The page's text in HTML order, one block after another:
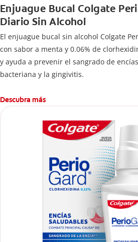
Enjuague Bucal Colgate
Diario Sin Alcohol
El enjuague bucal sin alcohol Colgate
con sabor a menta y 0.06% de
y ayuda a prevenir el sangrado de
bacteriana y la gingivitis.
Descubra más